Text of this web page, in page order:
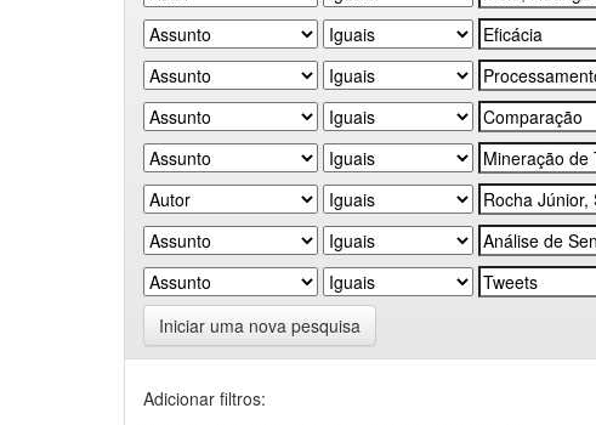
Iniciar uma nova pesquisa
Adicionar filtros: